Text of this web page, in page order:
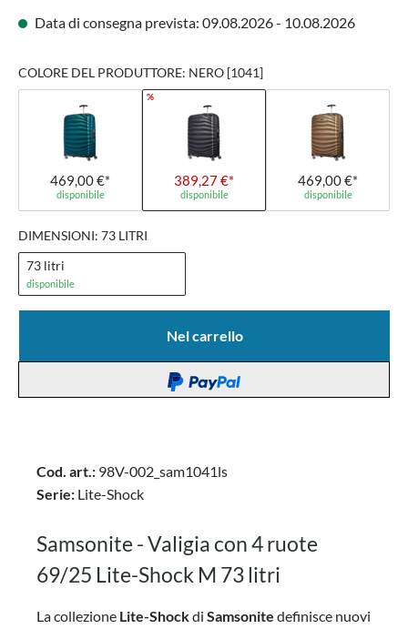
Data di consegna prevista: 09.08.2026 - 10.08.2026
COLORE DEL PRODUTTORE: NERO [1041]
469,00 €*
disponibile
%
389,27 €*
disponibile
469,00 €*
disponibile
DIMENSIONI: 73 LITRI
73 litri
disponibile
Nel carrello
Cod. art.: 98V-002_sam1041ls
Serie: Lite-Shock
Samsonite - Valigia con 4 ruote
69/25 Lite-Shock M 73 litri
La collezione Lite-Shockdi Samsonite definisce nuovi